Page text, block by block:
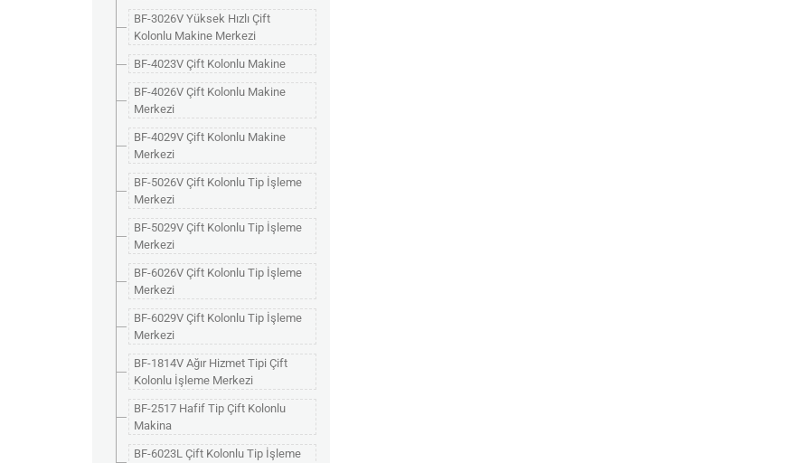
BF-3026V Yüksek Hızlı Çift
Kolonlu Makine Merkezi
BF-4023V Çift Kolonlu Makine
BF-4026V Çift Kolonlu Makine
Merkezi
BF-4029V Çift Kolonlu Makine
Merkezi
BF-5026V Çift Kolonlu Tip İşleme
Merkezi
BF-5029V Çift Kolonlu Tip İşleme
Merkezi
BF-6026V Çift Kolonlu Tip İşleme
Merkezi
BF-6029V Çift Kolonlu Tip İşleme
Merkezi
BF-1814V Ağır Hizmet Tipi Çift
Kolonlu İşleme Merkezi
BF-2517 Hafif Tip Çift Kolonlu
Makina
BF-6023L Çift Kolonlu Tip İşleme